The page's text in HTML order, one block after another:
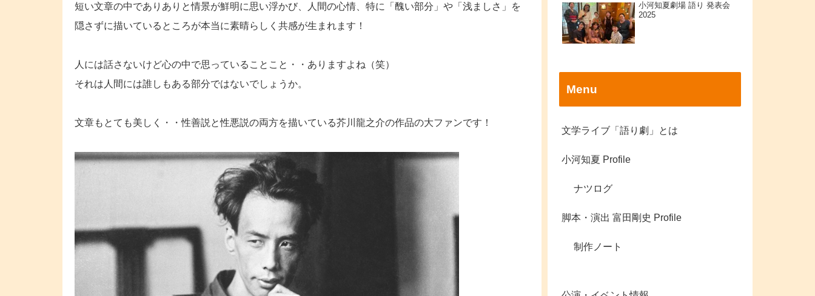
短い文章の中でありありと情景が鮮明に思い浮かび、人間の心情、特に「醜い部分」や「浅ましさ」を
隠さずに描いているところが本当に素晴らしく共感が生まれます！
人には話さないけど心の中で思っていることこと・・ありますよね（笑）
それは人間には誰しもある部分ではないでしょうか。
文章もとても美しく・・性善説と性悪説の両方を描いている芥川龍之介の作品の大ファンです！
小河知夏劇場 語り 発表会
2025
Menu
文学ライブ「語り劇」とは
小河知夏 Profile
ナツログ
脚本・演出 富田剛史 Profile
制作ノート